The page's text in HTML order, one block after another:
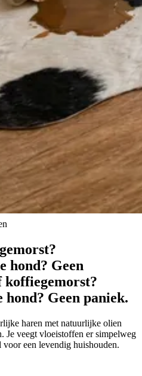
hond? Geen
koffiegemorst?
hond? Geen paniek.
haren met natuurlijke olien
Je veegt vloeistoffen er simpelweg
een levendig huishouden.